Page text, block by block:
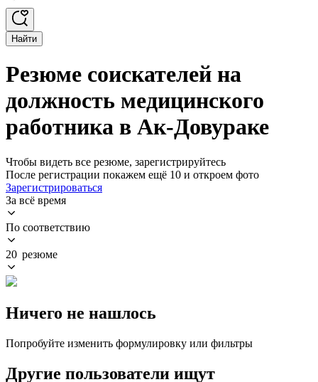
Найти
Резюме соискателей на
должность медицинского
работника в Ак-Довураке
Чтобы видеть все резюме, зарегистрируйтесь
После регистрации покажем ещё 10 и откроем фото
Зарегистрироваться
За всё время
По соответствию
20 резюме
Ничего не нашлось
Попробуйте изменить формулировку или фильтры
Другие пользователи ищут